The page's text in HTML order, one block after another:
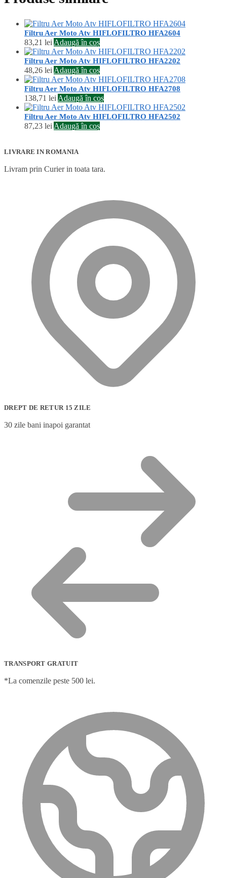
Filtru Aer Moto Atv HIFLOFILTRO HFA2604
83,21 leiAdaugă în coș
Filtru Aer Moto Atv HIFLOFILTRO HFA2202
48,26 leiAdaugă în coș
Filtru Aer Moto Atv HIFLOFILTRO HFA2708
138,71 leiAdaugă în coș
Filtru Aer Moto Atv HIFLOFILTRO HFA2502
87,23 leiAdaugă în coș
LIVRARE IN ROMANIA
Livram prin Curier in toata tara.
DREPT DE RETUR 15 ZILE
30 zile bani inapoi garantat
TRANSPORT GRATUIT
*La comenzile peste 500 lei.